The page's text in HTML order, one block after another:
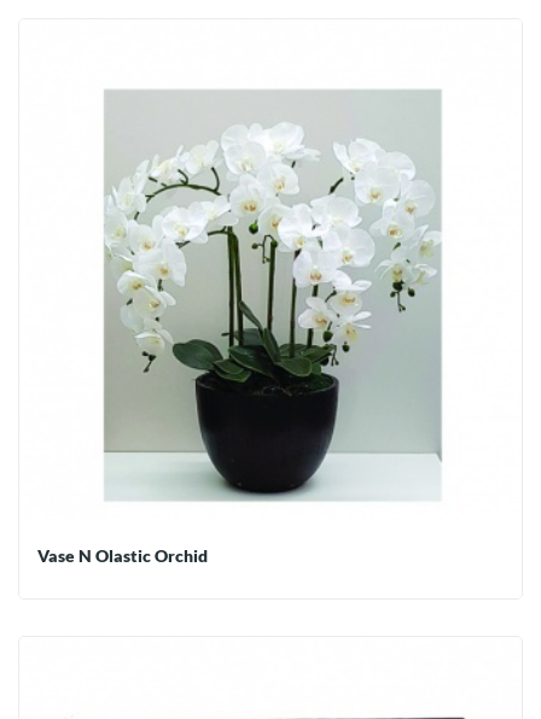
Vase N Olastic Orchid